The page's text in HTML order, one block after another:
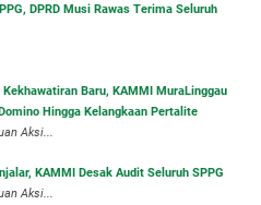
DPRD Musi Rawas Terima Seluruh
Baru, KAMMI MuraLinggau
Hingga Kelangkaan Pertalite
Aksi...
KAMMI Desak Audit Seluruh SPPG
Aksi...